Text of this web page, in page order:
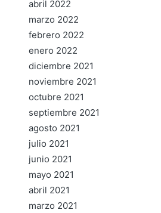
abril 2022
marzo 2022
febrero 2022
enero 2022
diciembre 2021
noviembre 2021
octubre 2021
septiembre 2021
agosto 2021
julio 2021
junio 2021
mayo 2021
abril 2021
marzo 2021